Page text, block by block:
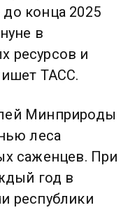
конца 2025
в
ресурсов и
ТАСС.
Минприроды
леса
саженцев. При
год в
республики